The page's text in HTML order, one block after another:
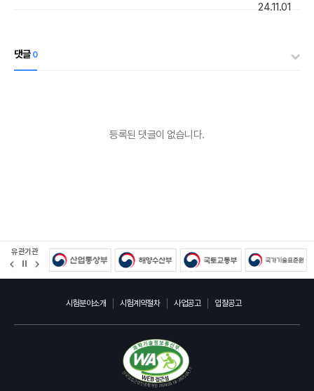
24.11.01
댓글0
등록된 댓글이 없습니다.
유관기관
정
지
시험분야소개 시험계약절차 사업공고 입찰공고